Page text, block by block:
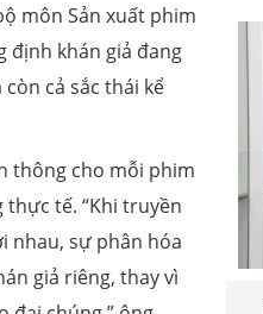
môn Sản xuất phim
định khán giả đang
cả sắc thái kể
thông cho mỗi phim
tế. “Khi truyền
nhau, sự phân hóa
giả riêng, thay vì